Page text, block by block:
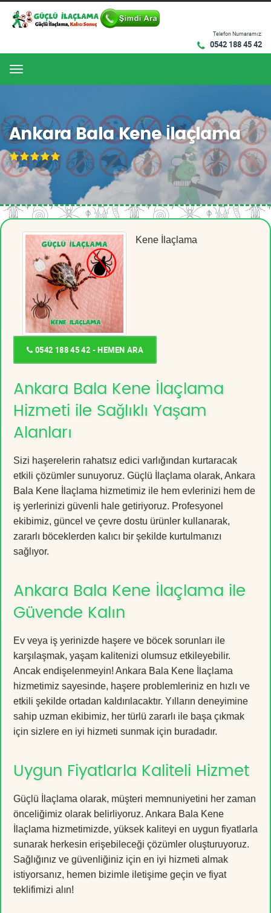
Telefon Numaramız:
0542 188 45 42
Menu
Ankara Bala Kene İlaçlama
Kene İlaçlama
0542 188 45 42 - HEMEN ARA
Ankara Bala Kene İlaçlama
Hizmeti ile Sağlıklı Yaşam
Alanları
Sizi haşerelerin rahatsız edici varlığından kurtaracak
etkili çözümler sunuyoruz. Güçlü İlaçlama olarak, Ankara
Bala Kene İlaçlama hizmetimiz ile hem evlerinizi hem de
iş yerlerinizi güvenli hale getiriyoruz. Profesyonel
ekibimiz, güncel ve çevre dostu ürünler kullanarak,
zararlı böceklerden kalıcı bir şekilde kurtulmanızı
sağlıyor.
Ankara Bala Kene İlaçlama ile
Güvende Kalın
Ev veya iş yerinizde haşere ve böcek sorunları ile
karşılaşmak, yaşam kalitenizi olumsuz etkileyebilir.
Ancak endişelenmeyin! Ankara Bala Kene İlaçlama
hizmetimiz sayesinde, haşere problemleriniz en hızlı ve
etkili şekilde ortadan kaldırılacaktır. Yılların deneyimine
sahip uzman ekibimiz, her türlü zararlı ile başa çıkmak
için sizlere en iyi hizmeti sunmak için buradadır.
Uygun Fiyatlarla Kaliteli Hizmet
Güçlü İlaçlama olarak, müşteri memnuniyetini her zaman
önceliğimiz olarak belirliyoruz. Ankara Bala Kene
İlaçlama hizmetimizde, yüksek kaliteyi en uygun fiyatlarla
sunarak herkesin erişebileceği çözümler oluşturuyoruz.
Sağlığınız ve güvenliğiniz için en iyi hizmeti almak
istiyorsanız, hemen bizimle iletişime geçin ve fiyat
teklifimizi alın!